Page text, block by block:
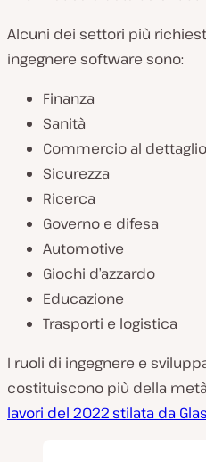
Alcuni dei settori più
ingegnere software sono:
Finanza
Sanità
Commercio al dettaglio
Sicurezza
Ricerca
Governo e difesa
Automotive
Giochi d’azzardo
Educazione
Trasporti e logistica
I ruoli di ingegnere e
costituiscono più della
lavori del 2022 stilata da